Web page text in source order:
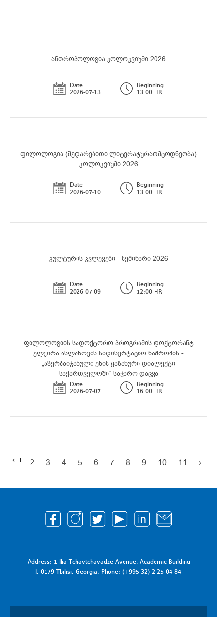
ანთროპოლოგია კოლოკვიუმი 2026
Date
2026-07-13
Beginning
13:00 HR
ფილოლოგია (შედარებითი ლიტერატურათმცოდნეობა)
კოლოკვიუმი 2026
Date
2026-07-10
Beginning
13:00 HR
კულტურის კვლევები - სემინარი 2026
Date
2026-07-09
Beginning
12:00 HR
ფილოლოგიის სადოქტორო პროგრამის დოქტორანტ
ელვირა ასლანოვის სადისერტაციო ნაშრომის -
„აზერბაიჯანული ენის ყაზახური დიალექტი
საქართველოში“ საჯარო დაცვა
Date
2026-07-07
Beginning
16:00 HR
‹ 1 2 3 4 5 6 7 8 9 10 11 ›
Address: 1 Ilia Tchavtchavadze Avenue, Academic Building
I, 0179 Tbilisi, Georgia. Phone: (+995 32) 2 25 04 84